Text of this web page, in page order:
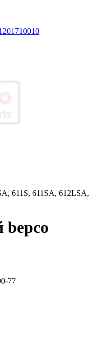
611S, 611SA, 612LSA,
bepco
77